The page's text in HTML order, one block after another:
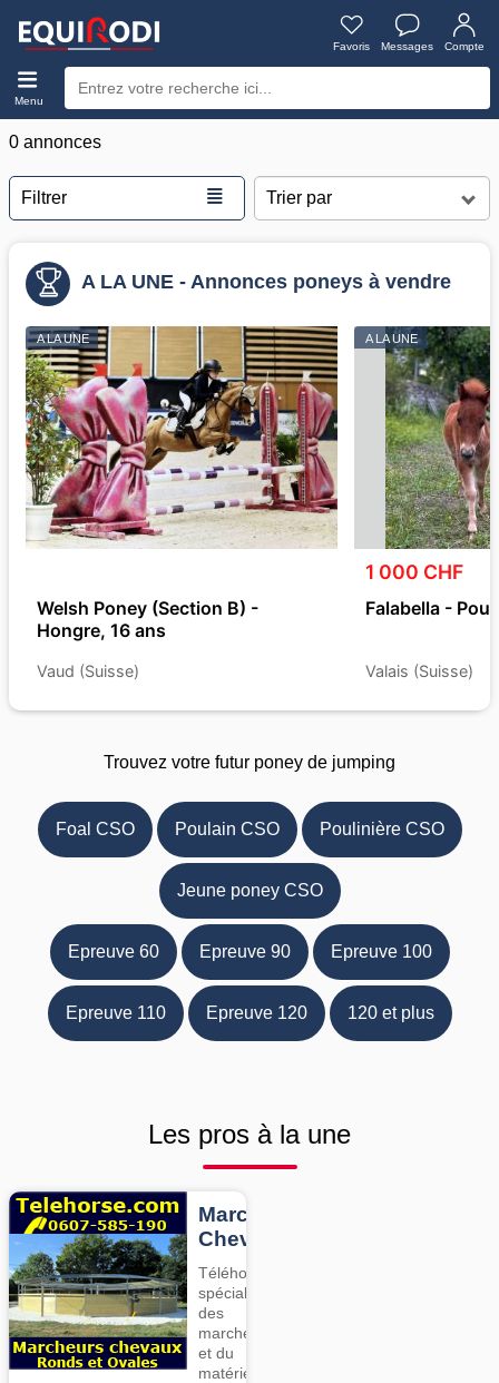
Favoris Messages Compte
Menu
0 annonces
Filtrer ≣
A LA UNE - Annonces poneys à vendre
A LA UNE
Welsh Poney (Section B) -
Hongre, 16 ans
Vaud (Suisse)
A LA UNE
1 000 CHF
Falabella -
Valais (Suisse)
Trouvez votre futur poney de jumping
Foal CSO Poulain CSO Poulinière CSO
Jeune poney CSO
Epreuve 60 Epreuve 90 Epreuve 100
Epreuve 110 Epreuve 120 120 et plus
Les pros à la une
Marcheurs
Chevaux
Téléhorse,
spécialiste
des
marcheurs
et du
matériel